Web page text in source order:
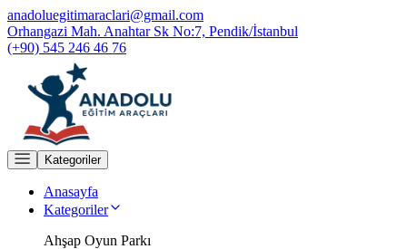
anadoluegitimaraclari@gmail.com
Orhangazi Mah. Anahtar Sk No:7, Pendik/İstanbul
(+90) 545 246 46 76
Kategoriler
Anasayfa
Kategoriler
Ahşap Oyun Parkı